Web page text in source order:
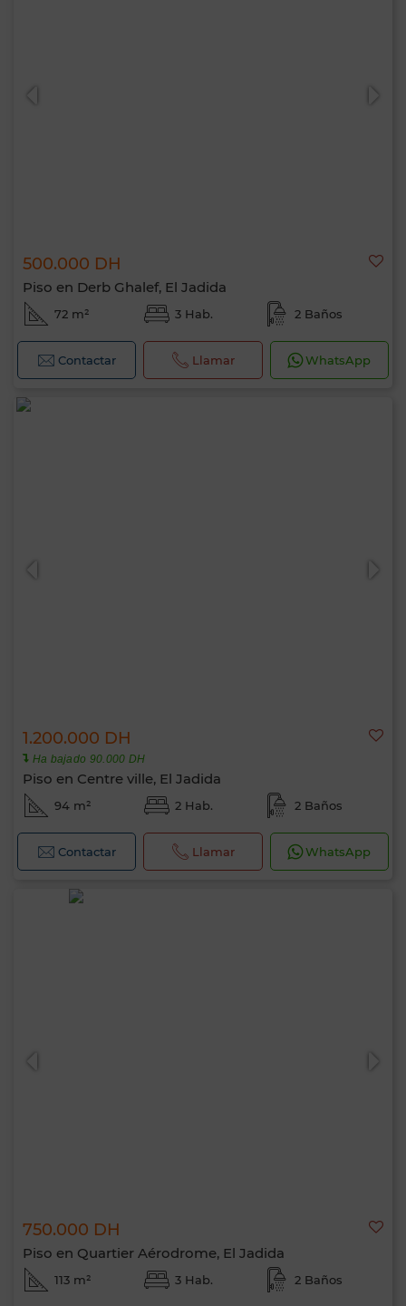
500.000 DH
Piso en Derb Ghalef, El Jadida
72 m² 3 Hab. 2 Baños
Contactar Llamar WhatsApp
1.200.000 DH
Ha bajado 90.000 DH
Piso en Centre ville, El Jadida
94 m² 2 Hab. 2 Baños
Contactar Llamar WhatsApp
750.000 DH
Piso en Quartier Aérodrome, El Jadida
113 m² 3 Hab. 2 Baños